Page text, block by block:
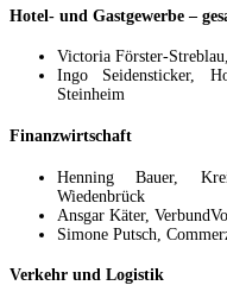
Hotel- und Gastgewerbe –
Victoria Förster-
Ingo Seidensticker,
Steinheim
Finanzwirtschaft
Henning Bauer,
Wiedenbrück
Ansgar Käter,
Simone Putsch,
Verkehr und Logistik